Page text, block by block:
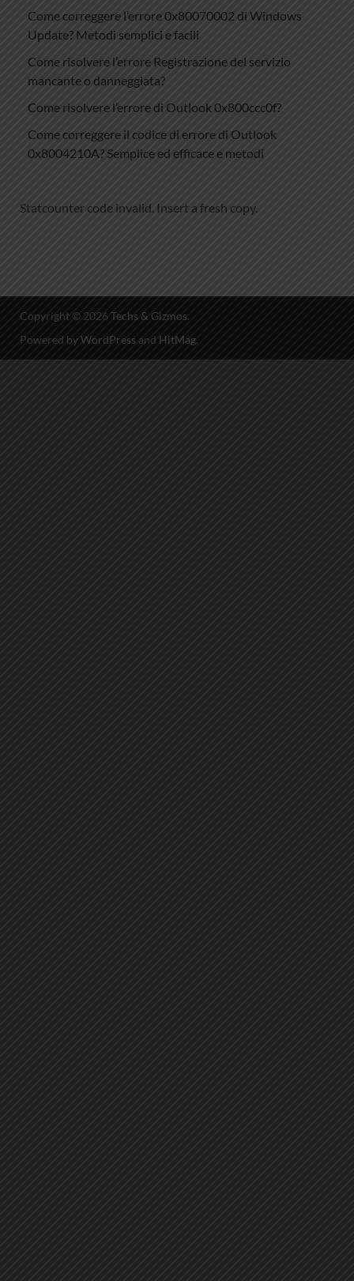
Come correggere l’errore 0x80070002 di Windows
Update? Metodi semplici e facili
Come risolvere l’errore Registrazione del servizio
mancante o danneggiata?
Come risolvere l’errore di Outlook 0x800ccc0f?
Come correggere il codice di errore di Outlook
0x8004210A? Semplice ed efficace e metodi
Statcounter code invalid. Insert a fresh copy.
Copyright © 2026Techs & Gizmos.
Powered byWordPress and HitMag.